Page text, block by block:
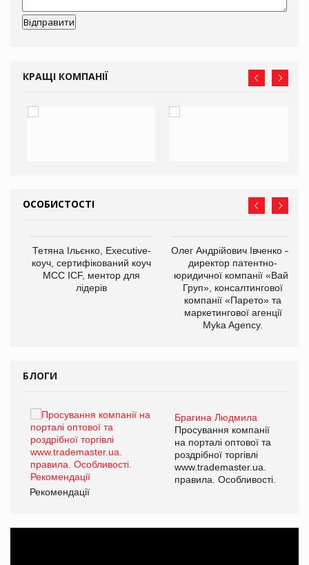
КРАЩІ КОМПАНІЇ
ОСОБИСТОСТІ
Тетяна Ільєнко, Executive-
коуч, сертифікований коуч
МСС ICF, ментор для
лідерів
Олег Андрійович Івченко —
директор патентно-
юридичної компанії «Вайз
Груп», консалтингової
компанії «Парето» та
маркетингової агенції
Myka Agency.
БЛОГИ
Брагина Людмила
Просування компанії
на порталі оптової та
роздрібної торгівлі
www.trademaster.ua.
правила. Особливості.
Рекомендації